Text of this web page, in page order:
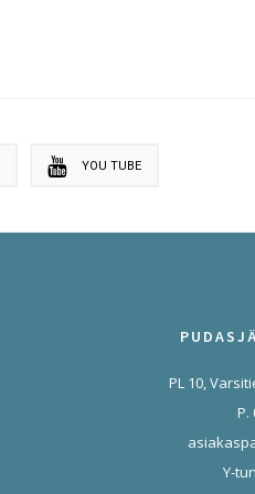
YOU TUBE
PL 10,
P.
Y-